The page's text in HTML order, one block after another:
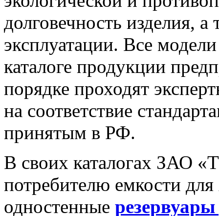
долговечность изделия, а
эксплуатации. Все
каталоге продукции
порядке проходят
на соответствие
принятым в РФ.
В своих каталогах ЗАО
потребителю емкости
одностенные